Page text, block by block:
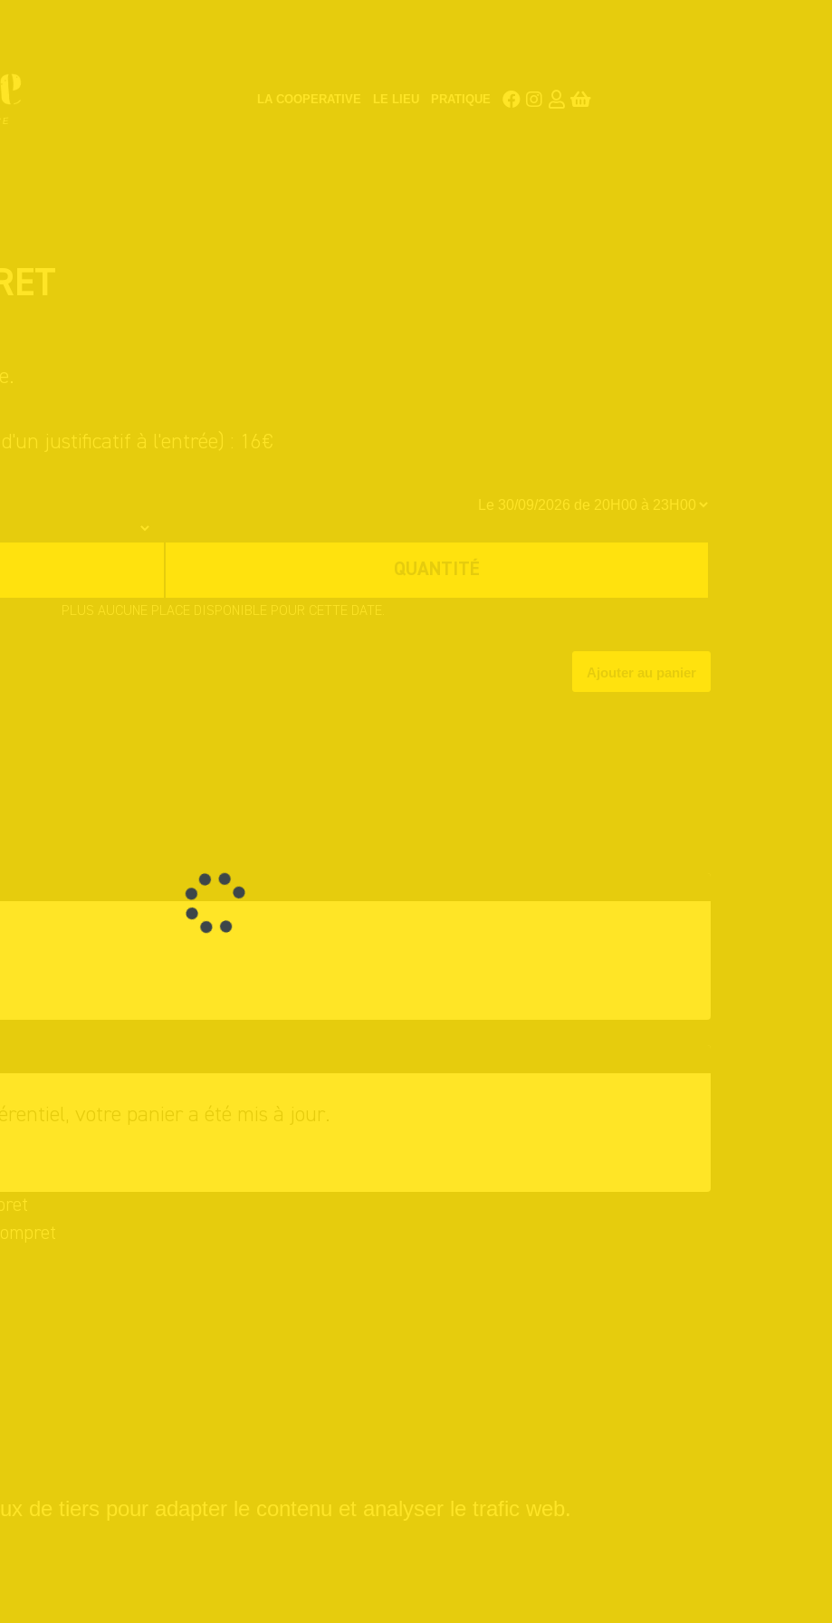
LA COOPERATIVE LE LIEU PRATIQUE
justificatif à l'entrée) : 16€
QUANTITÉ
PLUS AUCUNE PLACE DISPONIBLE POUR CETTE DATE.
votre panier a été mis à jour.
de tiers pour adapter le contenu et analyser le trafic web.